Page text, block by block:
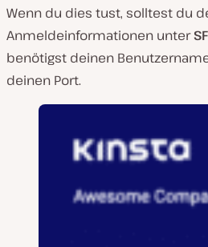
Wenn du dies tust, solltest du
Anmeldeinformationen unter
benötigst deinen
deinen Port.